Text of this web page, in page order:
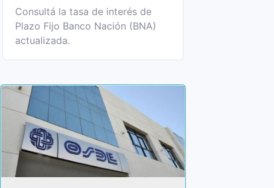
Consultá la tasa de interés de
Plazo Fijo Banco Nación (BNA)
actualizada.